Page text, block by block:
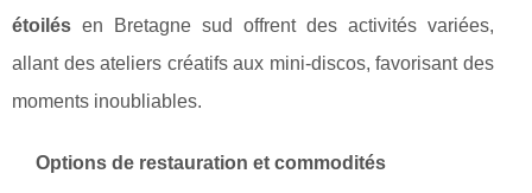
étoilés en Bretagne sud offrent des activités variées,
allant des ateliers créatifs aux mini-discos, favorisant des
moments inoubliables.
Options de restauration et commodités